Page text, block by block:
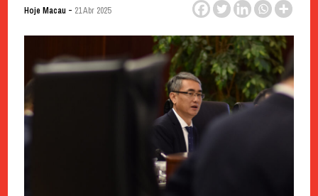
Hoje Macau - 21 Abr 2025